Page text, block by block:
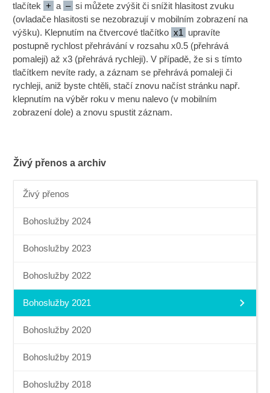
tlačítek + a – si můžete zvýšit či snížit hlasitost zvuku
(ovladače hlasitosti se nezobrazují v mobilním zobrazení na
výšku). Klepnutím na čtvercové tlačítko x1 upravíte
postupně rychlost přehrávání v rozsahu x0.5 (přehrává
pomaleji) až x3 (přehrává rychleji). V případě, že si s tímto
tlačítkem nevíte rady, a záznam se přehrává pomaleji či
rychleji, aniž byste chtěli, stačí znovu načíst stránku např.
klepnutím na výběr roku v menu nalevo (v mobilním
zobrazení dole) a znovu spustit záznam.
Živý přenos a archiv
Živý přenos
Bohoslužby 2024
Bohoslužby 2023
Bohoslužby 2022
Bohoslužby 2021
Bohoslužby 2020
Bohoslužby 2019
Bohoslužby 2018